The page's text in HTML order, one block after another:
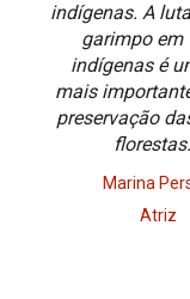
indígenas. A
garimpo em
indígenas é
mais
preservação
Marina
Atriz